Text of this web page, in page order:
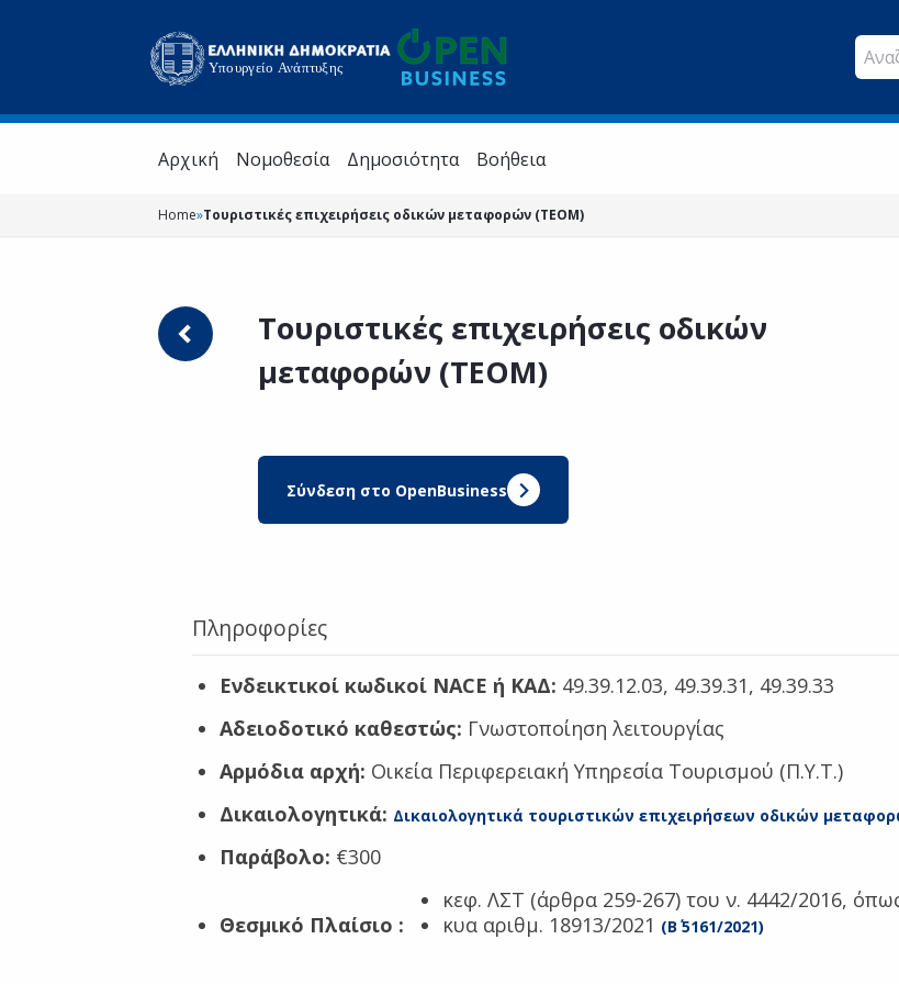
Aρχική Νομοθεσία Δημοσιότητα Βοήθεια
Home»Τουριστικές επιχειρήσεις οδικών μεταφορών (ΤΕΟΜ)
Τουριστικές επιχειρήσεις οδικών
μεταφορών (ΤΕΟΜ)
Σύνδεση στο OpenBusiness
Πληροφορίες
Ενδεικτικοί κωδικοί NACE ή ΚΑΔ: 49.39.12.03, 49.39.31, 49.39.33
Αδειοδοτικό καθεστώς: Γνωστοποίηση λειτουργίας
Αρμόδια αρχή: Οικεία Περιφερειακή Υπηρεσία Τουρισμού (Π.Υ.Τ.)
Δικαιολογητικά: Δικαιολογητικά τουριστικών επιχειρήσεων οδικών
Παράβολο: €300
Θεσμικό Πλαίσιο :
κεφ. ΛΣΤ (άρθρα 259-267) του ν. 4442/2016,
κυα αριθμ. 18913/2021 (Β΄ 5161/2021)